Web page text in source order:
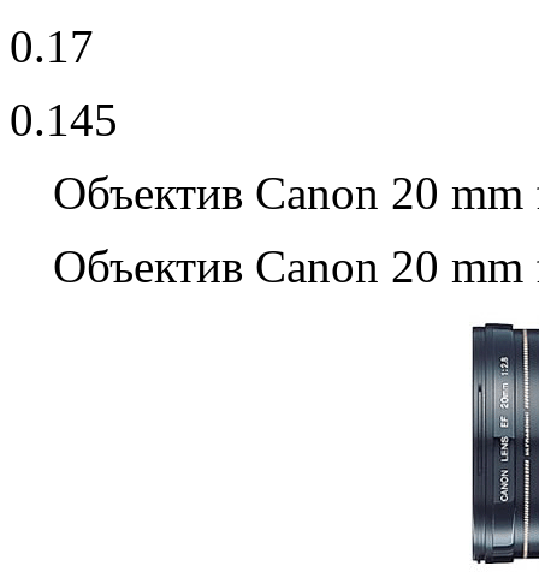
0.17
0.145
Объектив Canon 20
Объектив Canon 20